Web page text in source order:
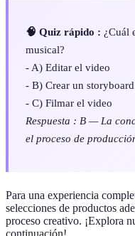
🧠 Quiz rápido : ¿Cuál
musical?
- A) Editar el video
- B) Crear un storyboard
- C) Filmar el video
Respuesta : B — La
el proceso de
Para una experiencia
selecciones de productos
proceso creativo. ¡Explora